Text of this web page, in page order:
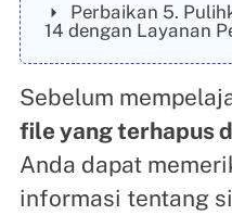
Perbaikan 5.
14 dengan Layanan
Sebelum
file yang terhapus
Anda dapat
informasi tentang